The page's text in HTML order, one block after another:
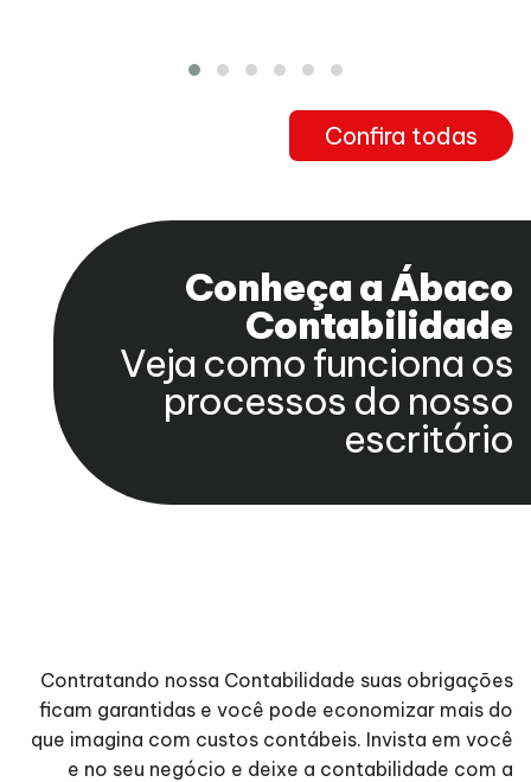
Confira todas
Conheça a Ábaco
Contabilidade
Veja como funciona os
processos do nosso
escritório
Contratando nossa Contabilidade suas obrigações
ficam garantidas e você pode economizar mais do
que imagina com custos contábeis. Invista em você
e no seu negócio e deixe a contabilidade com a